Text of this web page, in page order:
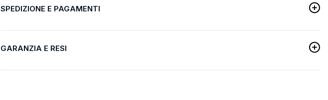
SPEDIZIONE E PAGAMENTI
GARANZIA E RESI